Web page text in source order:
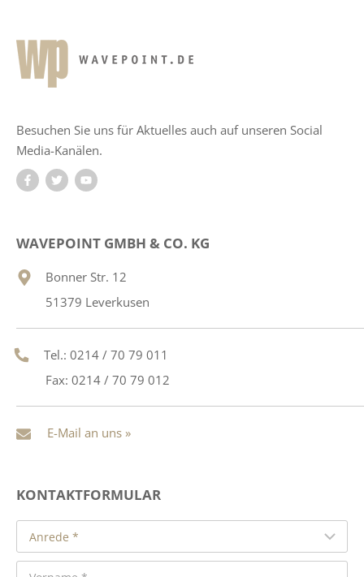
Besuchen Sie uns für Aktuelles auch auf unseren Social
Media-Kanälen.
WAVEPOINT GMBH & CO. KG
Bonner Str. 12
51379 Leverkusen
Tel.: 0214 / 70 79 011
Fax: 0214 / 70 79 012
E-Mail an uns »
KONTAKTFORMULAR